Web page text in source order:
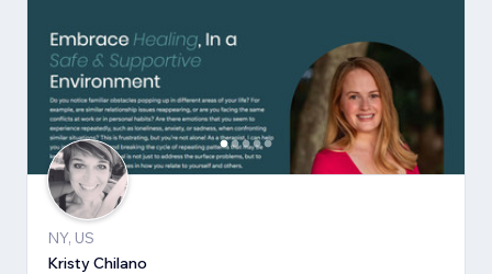
NY, US
Kristy Chilano